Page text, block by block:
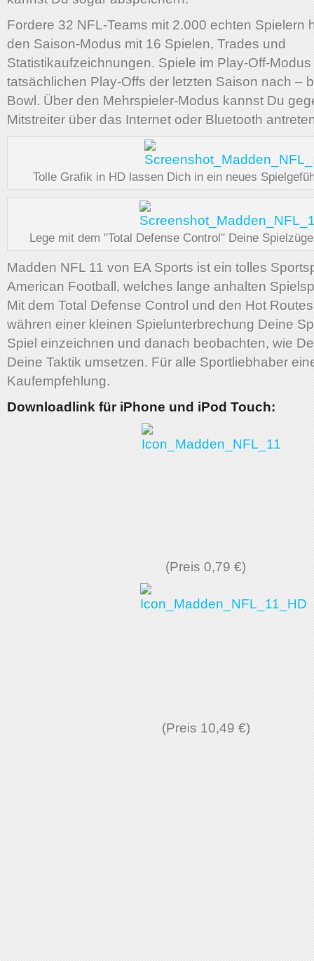
Fordere 32 NFL-Teams mit 2.000 echten Spielern
den Saison-Modus mit 16 Spielen, Trades und
Statistikaufzeichnungen. Spiele im Play-Off-Modus
tatsächlichen Play-Offs der letzten Saison nach –
Bowl. Über den Mehrspieler-Modus kannst Du
Mitstreiter über das Internet oder Bluetooth
Tolle Grafik in HD lassen Dich in ein neues
Lege mit dem "Total Defense Control" Deine
Madden NFL 11 von EA Sports ist ein tolles
American Football, welches lange anhalten
Mit dem Total Defense Control und den Hot
währen einer kleinen Spielunterbrechung Deine
Spiel einzeichnen und danach beobachten, wie
Deine Taktik umsetzen. Für alle Sportliebhaber
Kaufempfehlung.
Downloadlink für iPhone und iPod Touch:
(Preis 0,79 €)
(Preis 10,49 €)